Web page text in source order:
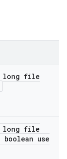
long file
long file
boolean use